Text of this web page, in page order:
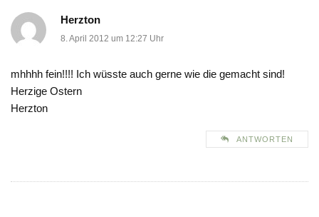
Herzton
8. April 2012 um 12:27 Uhr
mhhhh fein!!!! Ich wüsste auch gerne wie die gemacht sind!
Herzige Ostern
Herzton
ANTWORTEN